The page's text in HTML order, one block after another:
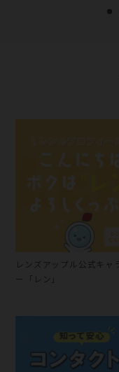
レンズアップル公式キャ
ー「レン」